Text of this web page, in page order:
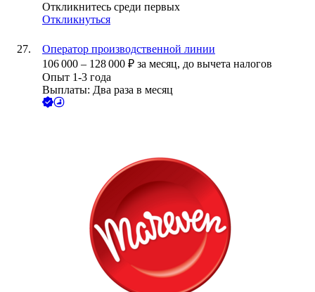
Откликнитесь среди первых
Откликнуться
Оператор производственной линии
106 000 – 128 000 ₽ за месяц, до вычета налогов
Опыт 1-3 года
Выплаты: Два раза в месяц